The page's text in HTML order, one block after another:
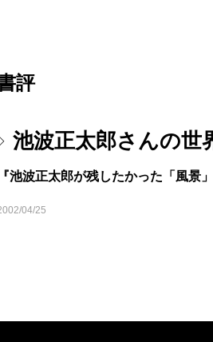
評
池波正太郎さんの世
『池波正太郎が残したかった「風景
04/25